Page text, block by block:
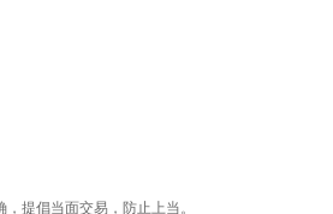
提倡当面交易，防止上当。